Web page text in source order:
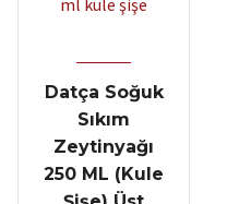
Datça Soğuk
Sıkım
Zeytinyağı
250 ML (Kule